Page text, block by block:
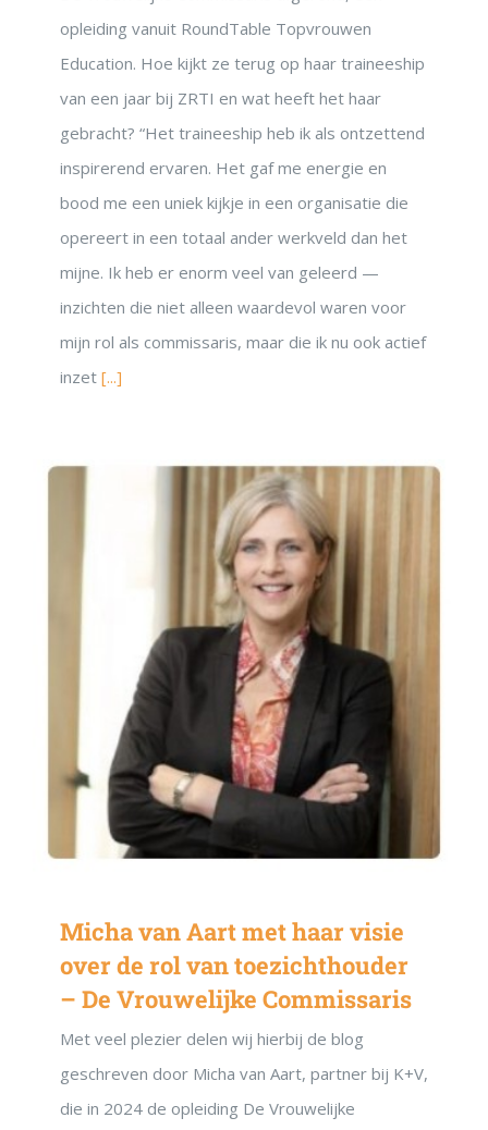
opleiding vanuit RoundTable Topvrouwen
Education. Hoe kijkt ze terug op haar traineeship
van een jaar bij ZRTI en wat heeft het haar
gebracht? “Het traineeship heb ik als ontzettend
inspirerend ervaren. Het gaf me energie en
bood me een uniek kijkje in een organisatie die
opereert in een totaal ander werkveld dan het
mijne. Ik heb er enorm veel van geleerd —
inzichten die niet alleen waardevol waren voor
mijn rol als commissaris, maar die ik nu ook actief
inzet [...]
Micha van Aart met haar visie
over de rol van toezichthouder
– De Vrouwelijke Commissaris
Met veel plezier delen wij hierbij de blog
geschreven door Micha van Aart, partner bij K+V,
die in 2024 de opleiding De Vrouwelijke
Blijf op de hoogte
Ontvang vrijblijvend de maandelijks nieuwsbrief. Met een klik
kunt u het weer stoppen.
Powered by Convert Plus